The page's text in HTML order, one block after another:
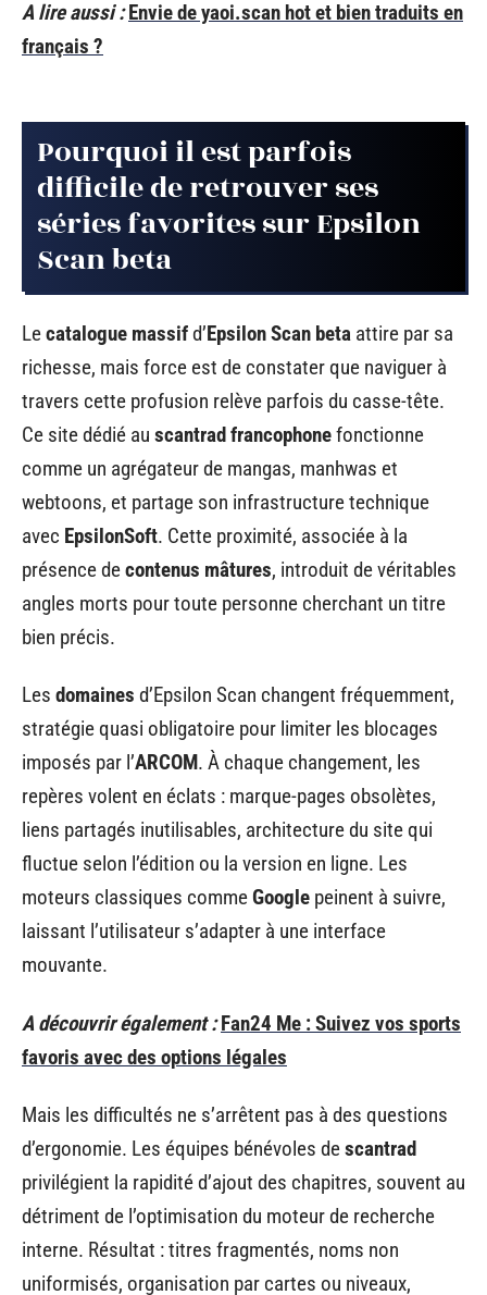
A lire aussi : Envie de yaoi.scan hot et bien traduits en
français ?
Pourquoi il est parfois
difficile de retrouver ses
séries favorites sur Epsilon
Scan beta
Lecatalogue massifd’Epsilon Scan beta attire par sa
richesse, mais force est de constater que naviguer à
travers cette profusion relève parfois du casse-tête.
Ce site dédié au scantrad francophonefonctionne
comme un agrégateur de mangas, manhwas et
webtoons, et partage son infrastructure technique
avec EpsilonSoft. Cette proximité, associée à la
présence decontenus mâtures, introduit de véritables
angles morts pour toute personne cherchant un titre
bien précis.
Les domaines d’Epsilon Scan changent fréquemment,
stratégie quasi obligatoire pour limiter les blocages
imposés par l’ARCOM. À chaque changement, les
repères volent en éclats : marque-pages obsolètes,
liens partagés inutilisables, architecture du site qui
fluctue selon l’édition ou la version en ligne. Les
moteurs classiques commeGoogle peinent à suivre,
laissant l’utilisateur s’adapter à une interface
mouvante.
A découvrir également : Fan24 Me : Suivez vos sports
favoris avec des options légales
Mais les difficultés ne s’arrêtent pas à des questions
d’ergonomie. Les équipes bénévoles descantrad
privilégient la rapidité d’ajout des chapitres, souvent au
détriment de l’optimisation du moteur de recherche
interne. Résultat : titres fragmentés, noms non
uniformisés, organisation par cartes ou niveaux,